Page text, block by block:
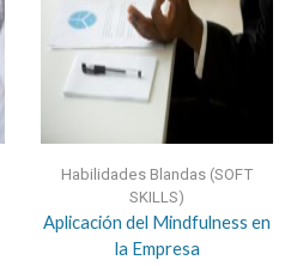
Habilidades Blandas (SOFT
SKILLS)
Aplicación del Mindfulness en
la Empresa